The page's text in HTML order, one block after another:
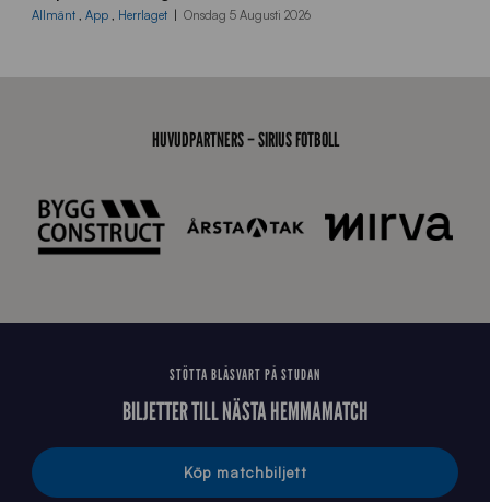
d
2
0
2
Allmänt , App , Herrlaget Onsdag 5 Augusti 2026
HUVUDPARTNERS – SIRIUS FOTBOLL
STÖTTA BLÅSVART PÅ STUDAN
BILJETTER TILL NÄSTA HEMMAMATCH
Köp matchbiljett